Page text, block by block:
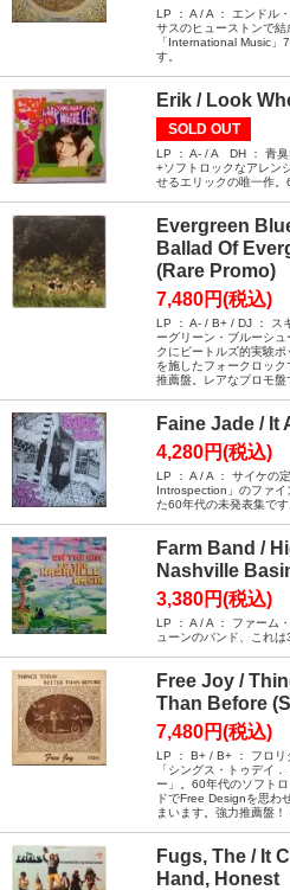
LP ： A / A ： エンドル
サスのヒューストンで
「International Music」
す。
Erik / Look
SOLD OUT
LP ： A- / A DH ： 青臭
+ソフトロックなアレン
せるエリックの唯一作
Evergreen
Ballad Of
(Rare Promo)
7,480円(税込)
LP ： A- / B+ / DJ ： ス
ーグリーン・ブルーシ
クにビートルズ的実験
を施したフォークロッ
推薦盤。レアなプロモ盤
Faine Jade / It
4,280円(税込)
LP ： A / A ： サイケの
Introspection」のファイ
た60年代の未発表集です
Farm Band /
Nashville
3,380円(税込)
LP ： A / A ： ファーム
ューンのバンド、これは
Free Joy /
Than Before
7,480円(税込)
LP ： B+ / B+ ： フロリ
「シングス・トゥデイ
ー」。60年代のソフト
ドでFree Designを思わ
まいます。強力推薦盤！
Fugs, The / It
Hand, Honest